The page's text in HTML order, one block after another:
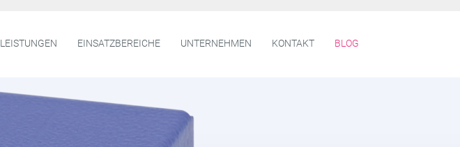
LEISTUNGEN EINSATZBEREICHE UNTERNEHMEN KONTAKT BLOG